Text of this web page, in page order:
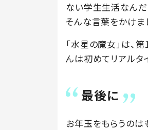
ない学生生活なんだ
そんな言葉をかけま
「水星の魔女」は、
んは初めてリアルタ
最後に
お年玉をもらうのは